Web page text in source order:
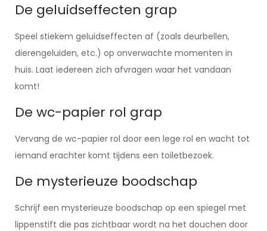
De geluidseffecten grap
Speel stiekem geluidseffecten af (zoals deurbellen,
dierengeluiden, etc.) op onverwachte momenten in
huis. Laat iedereen zich afvragen waar het vandaan
komt!
De wc-papier rol grap
Vervang de wc-papier rol door een lege rol en wacht tot
iemand erachter komt tijdens een toiletbezoek.
De mysterieuze boodschap
Schrijf een mysterieuze boodschap op een spiegel met
lippenstift die pas zichtbaar wordt na het douchen door